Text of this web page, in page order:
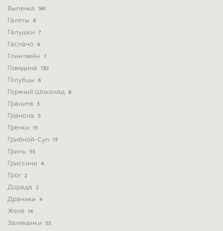
Выпечка 341
Галеты 8
Галушки 7
Гаспачо 4
Глинтвейн 7
Говядина 130
Голубцы 6
Горячий Шоколад 8
Гранита 3
Гранола 5
Гренки 15
Грибной-Суп 13
Гриль 55
Гриссини 4
Грог 2
Дорада 2
Драники 4
Желе 14
Запеканки 55